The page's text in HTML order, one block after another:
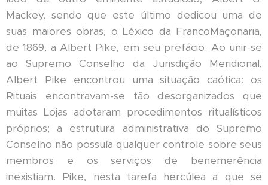
Mackey, sendo que este último dedicou uma de
suas maiores obras, o Léxico da FrancoMaçonaria,
de 1869, a Albert Pike, em seu prefácio. Ao unir-se
ao Supremo Conselho da Jurisdição Meridional,
Albert Pike encontrou uma situação caótica: os
Rituais encontravam-se tão desorganizados que
muitas Lojas adotaram procedimentos ritualísticos
próprios; a estrutura administrativa do Supremo
Conselho não possuía qualquer controle sobre seus
membros e os serviços de benemerência
inexistiam. Pike, nesta tarefa hercúlea a que se